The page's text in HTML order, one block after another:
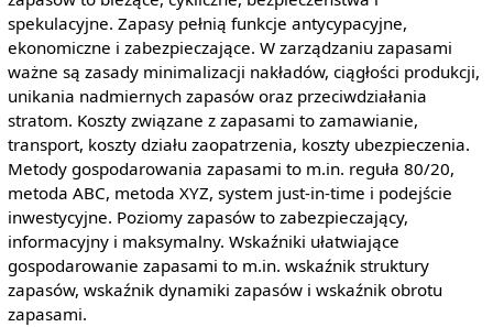
spekulacyjne. Zapasy pełnią funkcje antycypacyjne,
ekonomiczne i zabezpieczające. W zarządzaniu zapasami
ważne są zasady minimalizacji nakładów, ciągłości produkcji,
unikania nadmiernych zapasów oraz przeciwdziałania
stratom. Koszty związane z zapasami to zamawianie,
transport, koszty działu zaopatrzenia, koszty ubezpieczenia.
Metody gospodarowania zapasami to m.in. reguła 80/20,
metoda ABC, metoda XYZ, system just-in-time i podejście
inwestycyjne. Poziomy zapasów to zabezpieczający,
informacyjny i maksymalny. Wskaźniki ułatwiające
gospodarowanie zapasami to m.in. wskaźnik struktury
zapasów, wskaźnik dynamiki zapasów i wskaźnik obrotu
zapasami.